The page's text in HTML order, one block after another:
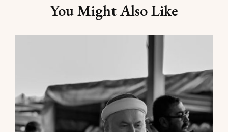
Navigation
You Might Also Like